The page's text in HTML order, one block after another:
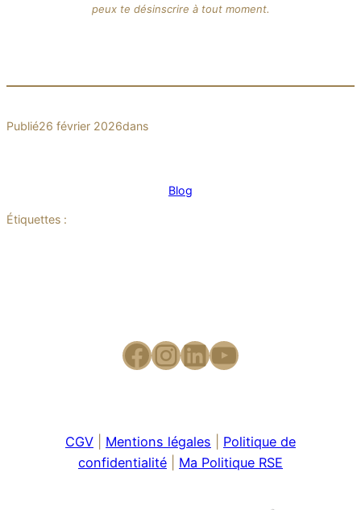
peux te désinscrire à tout moment.
Publié26 février 2026dans
Blog
Étiquettes :
CGV Mentions légales
Politique de
confidentialité
Ma Politique RSE